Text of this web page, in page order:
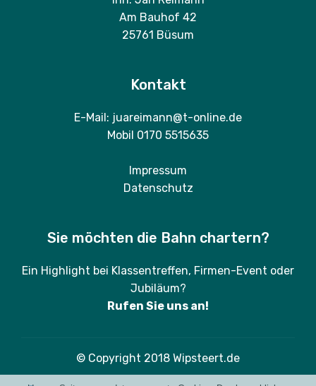
Am Bauhof 42
25761 Büsum
Kontakt
E-Mail: juareimann@t-online.de
Mobil 0170 5515635
Impressum
Datenschutz
Sie möchten die Bahn chartern?
Ein Highlight bei Klassentreffen, Firmen-Event oder
Jubiläum?
Rufen Sie uns an!
© Copyright 2018 Wipsteert.de